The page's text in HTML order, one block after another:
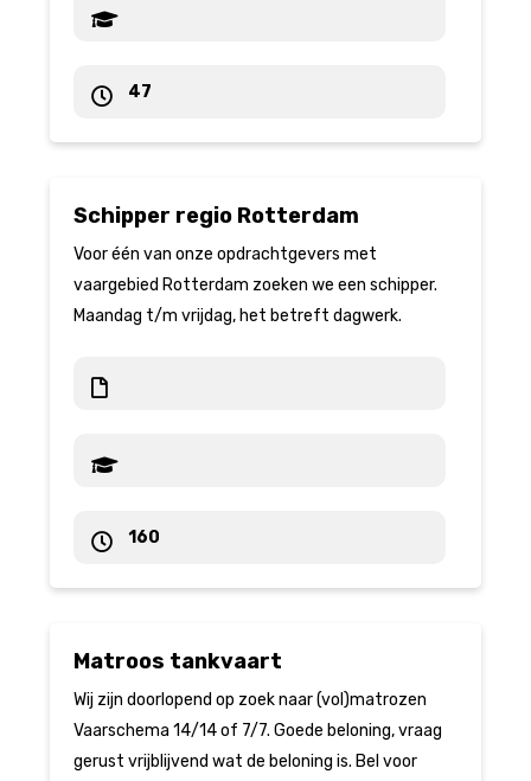
47
Schipper regio Rotterdam
Voor één van onze opdrachtgevers met
vaargebied Rotterdam zoeken we een schipper.
Maandag t/m vrijdag, het betreft dagwerk.
160
Matroos tankvaart
Wij zijn doorlopend op zoek naar (vol)matrozen
Vaarschema 14/14 of 7/7. Goede beloning, vraag
gerust vrijblijvend wat de beloning is. Bel voor